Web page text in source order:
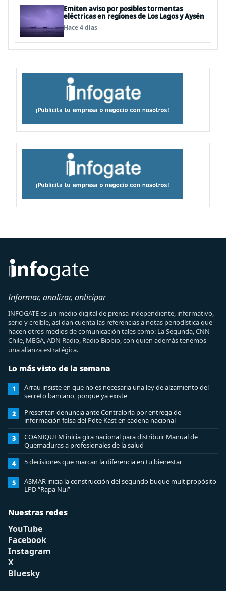
Emiten aviso por posibles tormentas
eléctricas en regiones de Los Lagos y Aysén
Hace 4 días
Informar, analizar, anticipar
INFOGATE es un medio digital de prensa independiente, informativo,
serio y creíble, así dan cuenta las referencias a notas periodística que
hacen otros medios de comunicación tales como: La Segunda, CNN
Chile, MEGA, ADN Radio, Radio Biobio, con quien además tenemos
una alianza estratégica.
Lo más visto de la semana
1
Arrau insiste en que no es necesaria una ley de alzamiento del
secreto bancario, porque ya existe
2
Presentan denuncia ante Contraloría por entrega de
información falsa del Pdte Kast en cadena nacional
3
COANIQUEM inicia gira nacional para distribuir Manual de
Quemaduras a profesionales de la salud
4 5 decisiones que marcan la diferencia en tu bienestar
5
ASMAR inicia la construcción del segundo buque multipropósito
LPD “Rapa Nui”
Nuestras redes
YouTube
Facebook
Instagram
X
Bluesky